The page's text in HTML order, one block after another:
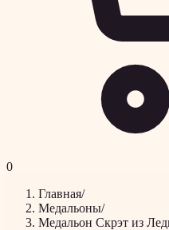
0
Главная/
Медальоны/
Медальон Скрэт из